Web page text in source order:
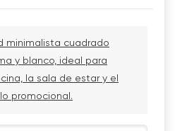
minimalista cuadrado
y blanco, ideal para
la sala de estar y el
promocional.